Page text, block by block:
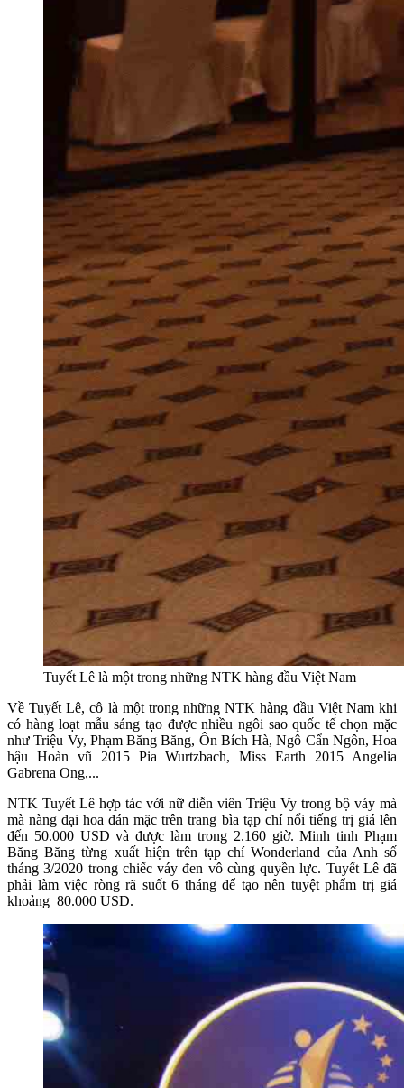
Tuyết Lê là một trong những NTK hàng đầu Việt Nam
Về Tuyết Lê, cô là một trong những NTK hàng đầu Việt Nam khi
có hàng loạt mẫu sáng tạo được nhiều ngôi sao quốc tế chọn mặc
như Triệu Vy, Phạm Băng Băng, Ôn Bích Hà, Ngô Cẩn Ngôn, Hoa
hậu Hoàn vũ 2015 Pia Wurtzbach, Miss Earth 2015 Angelia
Gabrena Ong,...
NTK Tuyết Lê hợp tác với nữ diễn viên Triệu Vy trong bộ váy mà
mà nàng đại hoa đán mặc trên trang bìa tạp chí nổi tiếng trị giá lên
đến 50.000 USD và được làm trong 2.160 giờ. Minh tinh Phạm
Băng Băng từng xuất hiện trên tạp chí Wonderland của Anh số
tháng 3/2020 trong chiếc váy đen vô cùng quyền lực. Tuyết Lê đã
phải làm việc ròng rã suốt 6 tháng để tạo nên tuyệt phẩm trị giá
khoảng 80.000 USD.